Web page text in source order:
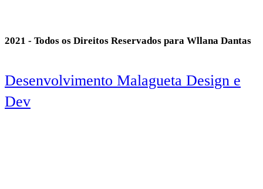
2021 - Todos os Direitos Reservados para Wllana Dantas
Desenvolvimento Malagueta Design e
Dev